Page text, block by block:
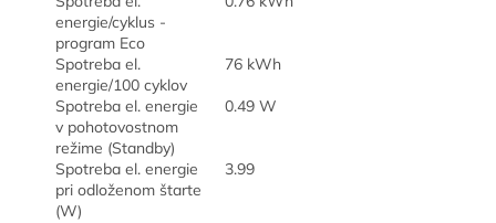
energie/cyklus -
program Eco
Spotreba el.
energie/100 cyklov
76 kWh
Spotreba el. energie
v pohotovostnom
režime (Standby)
0.49 W
Spotreba el. energie
pri odloženom štarte
(W)
3.99